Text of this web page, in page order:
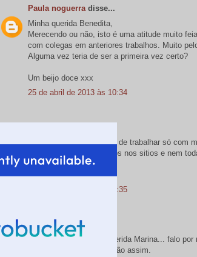
Paula noguerradisse...
Minha querida Benedita,
Merecendo ou não, isto é uma atitude muito
com colegas em anteriores trabalhos. Muito
Alguma vez teria de ser a primeira vez certo?
Um beijo doce xxx
25 de abril de 2013 às 10:34
É verdade Essência, isto de trabalhar só com
há que ter os timtins todos nos sitios e nem
Um beijo carinhoso xxxx
25 de abril de 2013 às 10:35
Paula noguerra
Há colegas e colegas querida Marina... falo
infelizmente nem todos são assim.